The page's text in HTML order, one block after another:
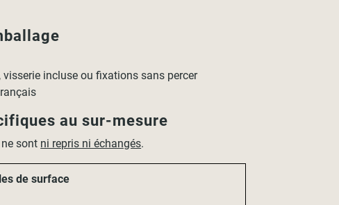
incluse ou fixations sans percer
au sur-mesure
sont ni repris ni échangés.
de surface